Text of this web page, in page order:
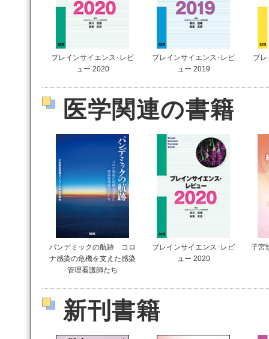
ブレインサイエンス･レビ
ュー 2020
ブレインサイエンス･レビ
ュー 2019
ブ
医学関連の書籍
パンデミックの航跡 コロ
ナ感染の危機を支えた感染
管理看護師たち
ブレインサイエンス･レビ
ュー 2020
子宮
新刊書籍